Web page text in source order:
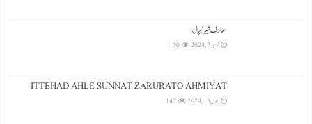
معارف شیرنیپال
نومبر 7, 2024 150
ITTEHAD AHLE SUNNAT ZARURATO AHMIYAT
جون 15, 2024 147